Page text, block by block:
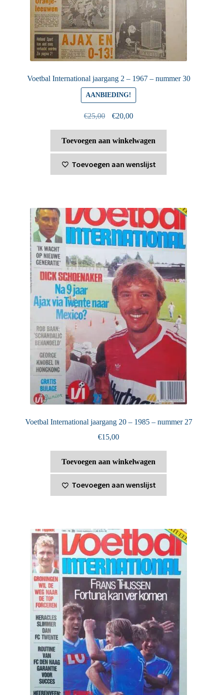
Voetbal International jaargang 2 – 1967 – nummer 30
AANBIEDING!
€25,00
Oorspronkelijke
was:
€25,00.
€20,00Huidige
is:
€20,00.
Toevoegen aan winkelwagen
Toevoegen aan wenslijst
Voetbal International jaargang 20 – 1985 – nummer 27
€15,00
Toevoegen aan winkelwagen
Toevoegen aan wenslijst